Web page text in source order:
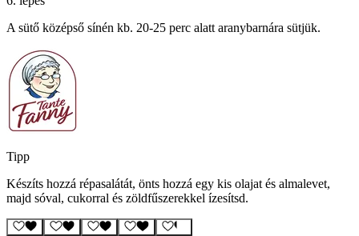
A sütő középső sínén kb. 20-25 perc alatt aranybarnára sütjük.
Tipp
Készíts hozzá répasalátát, önts hozzá egy kis olajat és almalevet,
majd sóval, cukorral és zöldfűszerekkel ízesítsd.